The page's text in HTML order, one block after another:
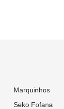
Marquinhos
Seko Fofana